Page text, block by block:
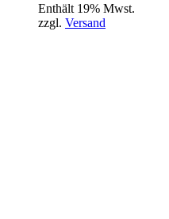
Enthält 19% Mwst.
zzgl. Versand